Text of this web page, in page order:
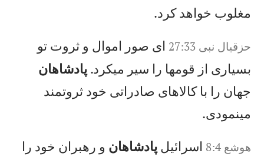
مغلوب خواهد كرد.
حزقيال‌ نبی‌ 27:33
ای صور اموال و ثروت تو
بسياری از قومها را سير میكرد.پادشاهان
جهان را با كالاهای صادراتی خود ثروتمند
مینمودی.
هوشع 8:4 اسرائيلپادشاهان و رهبران خود را